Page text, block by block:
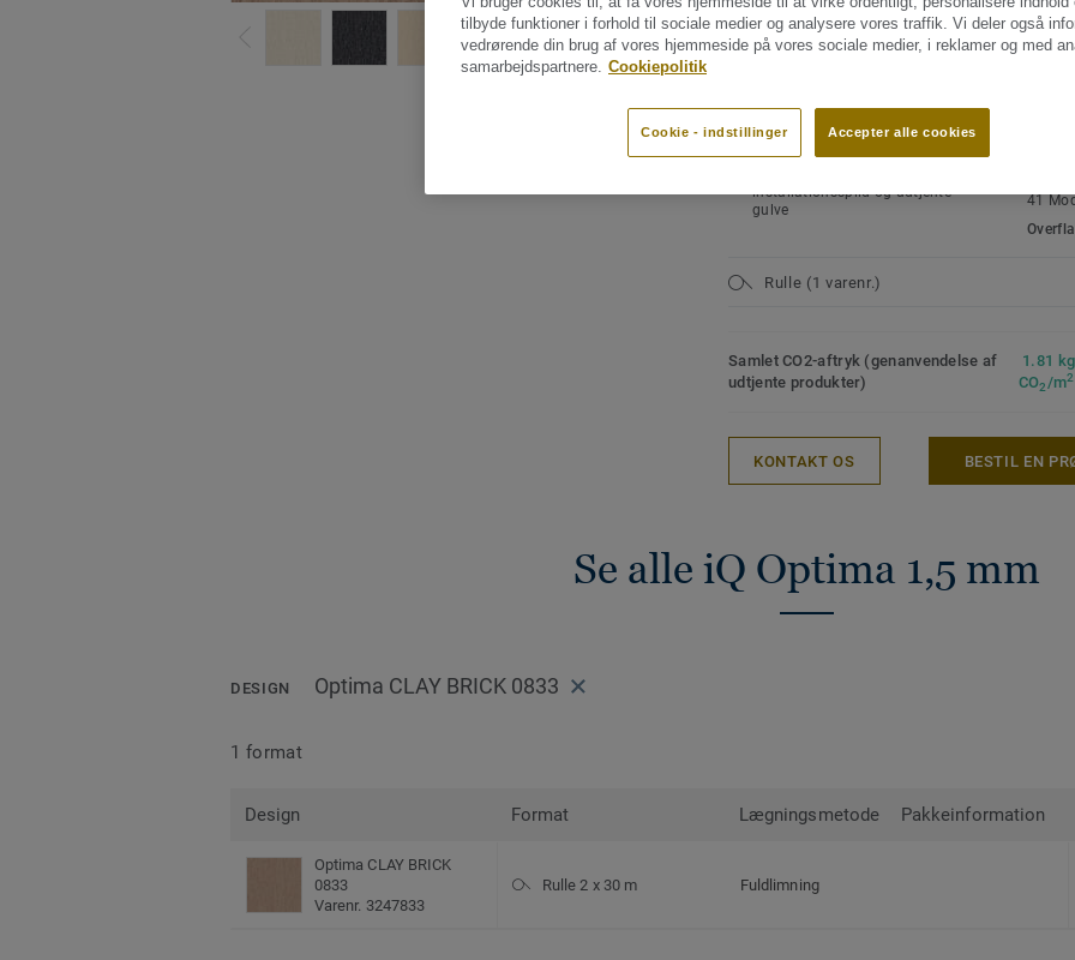
det nordiske marked.
Produceres i Sverige
Vådrumsgodkendt
Unik mulighed for tørpolering til
installationsspild og udtjente
gulve
41
Rulle (1 varenr.)
Samlet CO2-aftryk (genanvendelse af
udtjente produkter)
1.81 kg
CO2/m2
KONTAKT OS BESTIL EN
Se alle iQ Optima 1,5 mm
DESIGN Optima CLAY BRICK 0833
1 format
Design Format Lægningsmetode Pakkeinformation
Optima CLAY BRICK
0833
Varenr. 3247833
Rulle 2 x 30 m Fuldlimning
tilbyde funktioner i forhold til sociale medier og analysere vores traffik. Vi deler også
vedrørende din brug af vores hjemmeside på vores sociale medier, i reklamer og med
samarbejdspartnere. Cookiepolitik
Accepter alle cookies
Cookie - indstillinger